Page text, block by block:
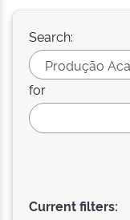
Search:
for
Current filters: